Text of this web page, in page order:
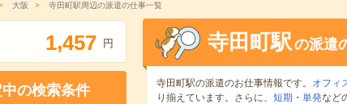
大阪 寺田町駅周辺の派遣の仕事一覧
1,457 円
の検索条件
寺田町駅の派遣
寺田町駅の派遣のお仕事情報です。 オフィ
り揃えています。さらに、 短期 ・ 単発など